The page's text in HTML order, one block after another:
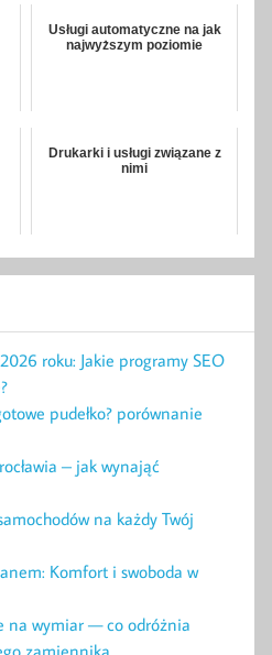
Usługi automatyczne na jak
najwyższym poziomie
Drukarki i usługi związane z
nimi
roku: Jakie programy SEO
pudełko? porównanie
– jak wynająć
na każdy Twój
Komfort i swoboda w
na wymiar — co odróżnia